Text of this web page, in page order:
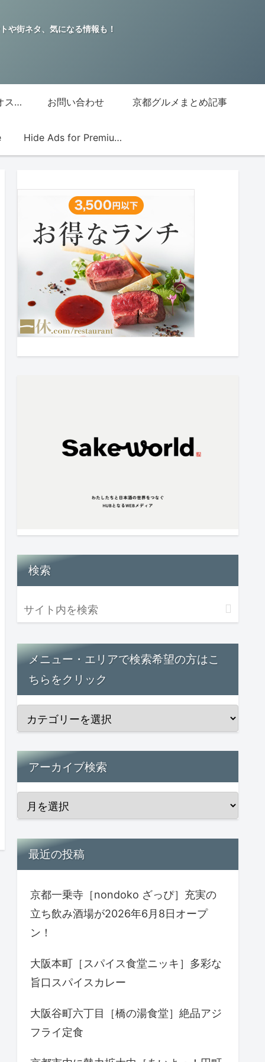
や街ネタ、気になる情報も！
グッチジャパン的オススメ店 お問い合わせ 京都グルメまとめ記事
Hide Ads for Premium Members
検索
メニュー・エリアで検索希望の方はこ
ちらをクリック
アーカイブ検索
最近の投稿
京都一乗寺［nondoko ざっぴ］充実の
立ち飲み酒場が2026年6月8日オープ
ン！
大阪本町［スパイス食堂ニッキ］多彩な
旨口スパイスカレー
大阪谷町六丁目［橋の湯食堂］絶品アジ
フライ定食